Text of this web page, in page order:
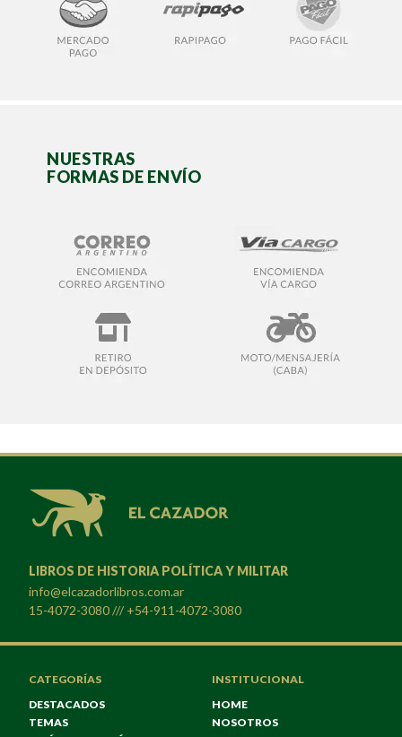
NUESTRAS
FORMAS DE ENVÍO
LIBROS DE HISTORIA POLÍTICA Y MILITAR
info@elcazadorlibros.com.ar
15-4072-3080 /// +54-911-4072-3080
CATEGORÍAS
DESTACADOS
TEMAS
INSTITUCIONAL
HOME
NOSOTROS